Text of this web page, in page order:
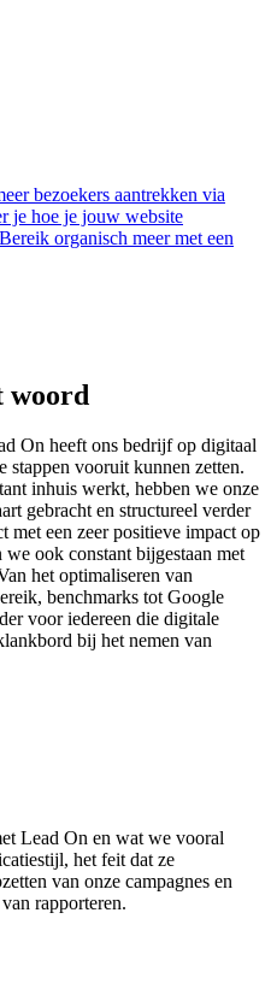
bezoekers aantrekken via
je hoe je jouw website
organisch meer met een
woord
On heeft ons bedrijf op digitaal
vooruit kunnen zetten.
inhuis werkt, hebben we onze
gebracht en structureel verder
met een zeer positieve impact op
ook constant bijgestaan met
het optimaliseren van
benchmarks tot Google
voor iedereen die digitale
bij het nemen van
Lead On en wat we vooral
het feit dat ze
van onze campagnes en
rapporteren.